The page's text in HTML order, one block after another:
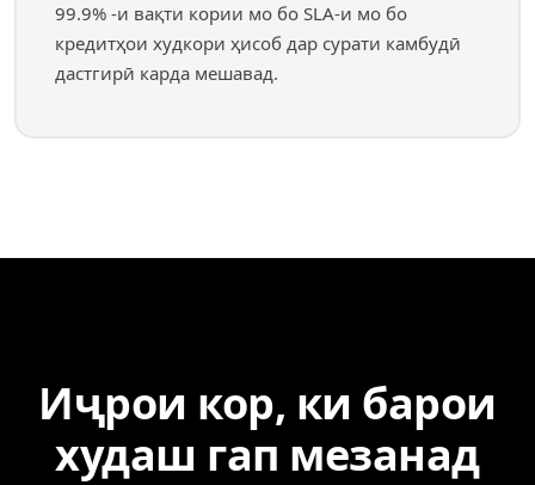
99.9% -и вақти кории мо бо SLA-и мо бо
кредитҳои худкори ҳисоб дар сурати камбудӣ
дастгирӣ карда мешавад.
Иҷрои кор, ки барои
худаш гап мезанад